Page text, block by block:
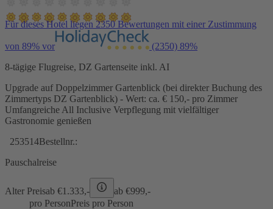
Für dieses Hotel liegen 2350 Bewertungen mit einer Zustimmung
von 89% vor (2350) 89%
8-tägige Flugreise, DZ Gartenseite inkl. AI
Upgrade auf Doppelzimmer Gartenblick (bei direkter Buchung des
Zimmertyps DZ Gartenblick) - Wert: ca. € 150,- pro Zimmer
Umfangreiche All Inclusive Verpflegung mit vielfältiger
Gastronomie genießen
253514Bestellnr.:
Pauschalreise
Alter Preisab €1.333,- ab €999,-
pro PersonPreis pro Person